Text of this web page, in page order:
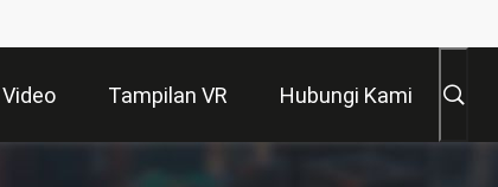
Video Tampilan VR Hubungi Kami